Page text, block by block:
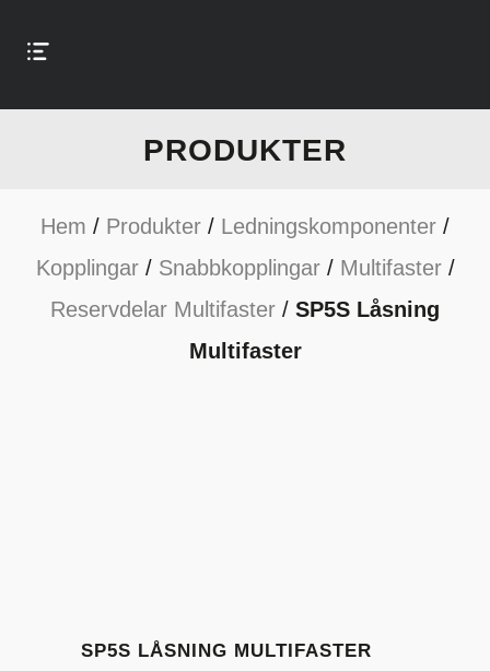
PRODUKTER
Hem / Produkter / Ledningskomponenter /
Kopplingar/ Snabbkopplingar/ Multifaster/
Reservdelar Multifaster / SP5S Låsning
Multifaster
SP5S LÅSNING MULTIFASTER